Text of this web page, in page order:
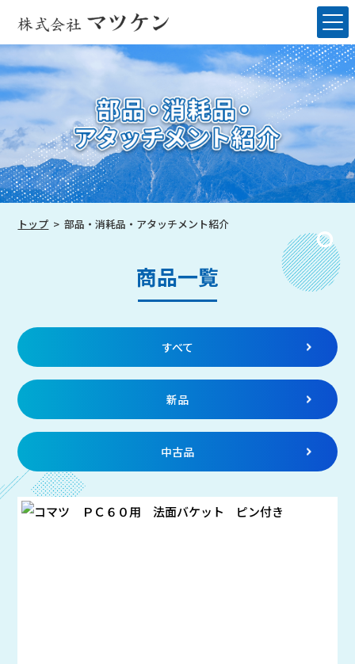
トップ 部品・消耗品・アタッチメント紹介
商品一覧
すべて
新品
中古品